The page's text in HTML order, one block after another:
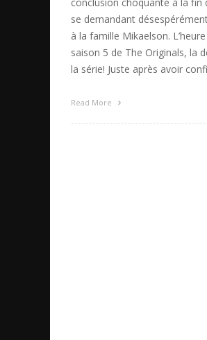
se demandant
à la famille Mikaelson.
saison 5 de The Originals, la
la série! Juste après avoir
Read More